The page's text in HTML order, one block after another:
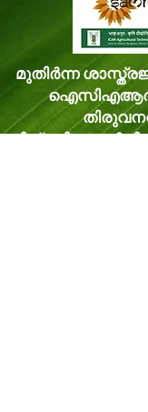
മുതിർന്ന
മിത്രനികേതൻ